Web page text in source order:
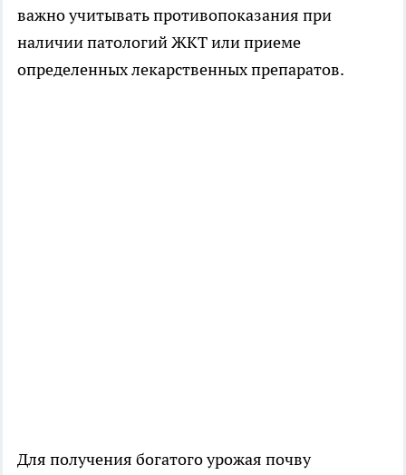
важно учитывать противопоказания при
наличии патологий ЖКТ или приеме
определенных лекарственных препаратов.
Для получения богатого урожая почву